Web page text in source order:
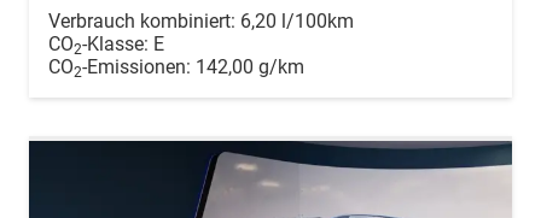
Verbrauch kombiniert: 6,20 l/100km
CO2-Klasse: E
CO2-Emissionen: 142,00 g/km